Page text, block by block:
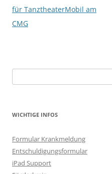
für TanztheaterMobil am
CMG
nach:
WICHTIGE INFOS
Formular Krankmeldung
Entschuldigungsformular
iPad Support